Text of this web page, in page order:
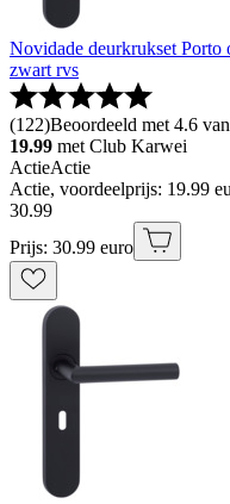
Novidade deurkrukset
zwart rvs
(122)Beoordeeld met 4.6
19.99 met Club Karwei
ActieActie
Actie, voordeelprijs: 19.99
30.99
Prijs: 30.99 euro